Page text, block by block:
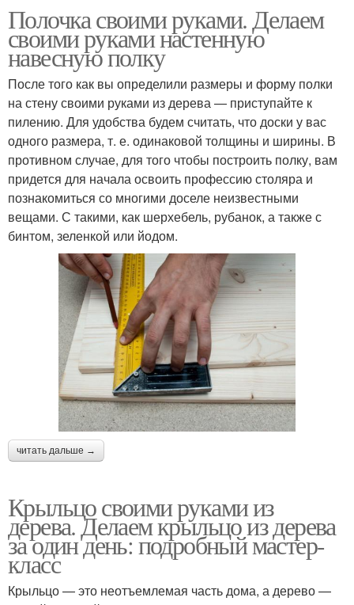
Полочка своими руками. Делаем
своими руками настенную
навесную полку
После того как вы определили размеры и форму полки
на стену своими руками из дерева — приступайте к
пилению. Для удобства будем считать, что доски у вас
одного размера, т. е. одинаковой толщины и ширины. В
противном случае, для того чтобы построить полку, вам
придется для начала освоить профессию столяра и
познакомиться со многими доселе неизвестными
вещами. С такими, как шерхебель, рубанок, а также с
бинтом, зеленкой или йодом.
читать дальше →
Крыльцо своими руками из
дерева. Делаем крыльцо из дерева
за один день: подробный мастер-
класс
Крыльцо — это неотъемлемая часть дома, а дерево —